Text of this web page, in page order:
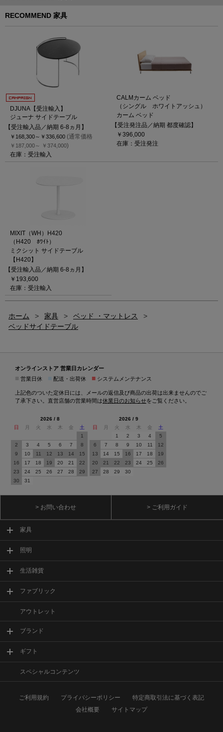
RECOMMEND 家具
DJUNA【受注輸入】
ジューナ サイドテーブル
【受注輸入品／納期 6-8ヵ月】
￥168,300～ ￥336,600 (通常価格
￥187,000～ ￥374,000)
在庫：受注輸入
CALMカーム ベッド
（シングル ホワイトアッシュ）
カーム ベッド
【受注発注品／納期 都度確認】
￥396,000
在庫：受注発注
MIXIT（WH）H420
（H420 ﾎﾜｲﾄ）
ミクシット サイドテーブル
【H420】
【受注輸入品／納期 6-8ヵ月】
￥193,600
在庫：受注輸入
ホーム > 家具 > ベッド ・マットレス
>
ベッドサイドテーブル
オンラインストア 営業日カレンダー
営業日休 配送・出荷休 ■ システムメンテナンス
上記色のついた定休日には、メールの返信及び商品の出荷は出来ませんのでご
了承下さい。直営店舗の営業時間は休業日のお知らせをご覧ください。
2026 / 8
日
月 火 水 木 金
土
1
2
3 4 5 6 7
8
9
10 11 12 13 14
15
16
17 18 19 20 21
22
23
24 25 26 27 28
29
30
31
2026 / 9
日
月 火 水 木 金
土
1
2 3 4
5
6
7 8 9 10 11
12
13
14 15 16 17 18
19
20
21 22 23 24 25
26
27
28 29 30
> お問い合わせ > ご利用ガイド
家具
照明
生活雑貨
ファブリック
アウトレット
ブランド
ギフト
スペシャルコンテンツ
ご利用規約 プライバシーポリシー
特定商取引法に基づく表記
会社概要
サイトマップ